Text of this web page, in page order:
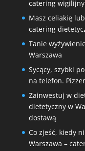
catering
Masz celiakię
catering
Tanie
Warszawa
Sycący, szybki
na telefon.
Zainwestuj w
dietetyczny w
dostawą
Co zjeść, kiedy
Warszawa –